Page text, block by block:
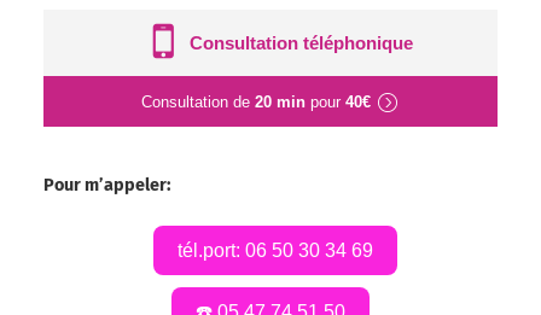
Consultation téléphonique
Consultation de 20 min pour 40€
Pour m’appeler:
tél.port: 06 50 30 34 69